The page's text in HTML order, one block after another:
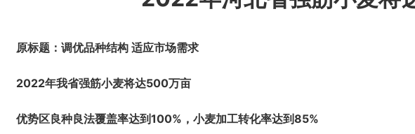
原标题：调优品种结构 适应市场需求
2022年我省强筋小麦将达500万亩
优势区良种良法覆盖率达到100%，小麦加工转化率达到85%